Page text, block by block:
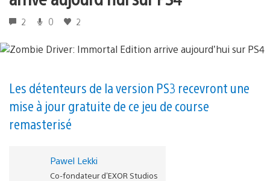
2 0 2
Les détenteurs de la version PS3 recevront une
mise à jour gratuite de ce jeu de course
remasterisé
Pawel Lekki
Co-fondateur d'EXOR Studios